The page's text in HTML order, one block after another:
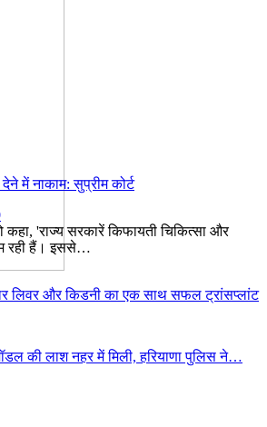
में नाकाम: सुप्रीम कोर्ट
कहा, 'राज्य सरकारें किफायती चिकित्सा और
रही हैं। इससे…
लिवर और किडनी का एक साथ सफल ट्रांसप्लांट
की लाश नहर में मिली, हरियाणा पुलिस ने…